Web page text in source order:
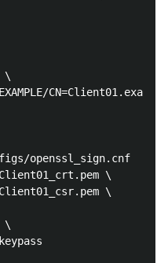
\
openssl_sign.cnf  -
\
\
\